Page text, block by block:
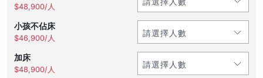
$48,900/人
小孩不佔床
$46,900/人
加床
$48,900/人